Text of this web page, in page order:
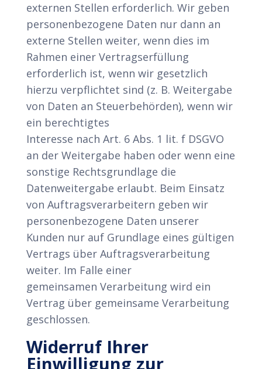
externen Stellen erforderlich. Wir geben
personenbezogene Daten nur dann an
externe Stellen weiter, wenn dies im
Rahmen einer Vertragserfüllung
erforderlich ist, wenn wir gesetzlich
hierzu verpflichtet sind (z. B. Weitergabe
von Daten an Steuerbehörden), wenn wir
ein berechtigtes
Interesse nach Art. 6 Abs. 1 lit. f DSGVO
an der Weitergabe haben oder wenn eine
sonstige Rechtsgrundlage die
Datenweitergabe erlaubt. Beim Einsatz
von Auftragsverarbeitern geben wir
personenbezogene Daten unserer
Kunden nur auf Grundlage eines gültigen
Vertrags über Auftragsverarbeitung
weiter. Im Falle einer
gemeinsamen Verarbeitung wird ein
Vertrag über gemeinsame Verarbeitung
geschlossen.
Widerruf Ihrer
Einwilligung zur